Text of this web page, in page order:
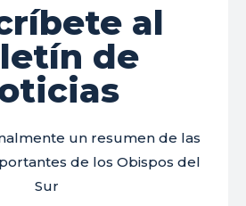
al
de
un resumen de las
de los Obispos del
Sur